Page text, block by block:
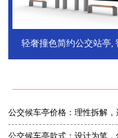
轻奢撞色简约公交站亭,
公交候车亭价格：理性拆解
公交候车亭款式：设计为笔